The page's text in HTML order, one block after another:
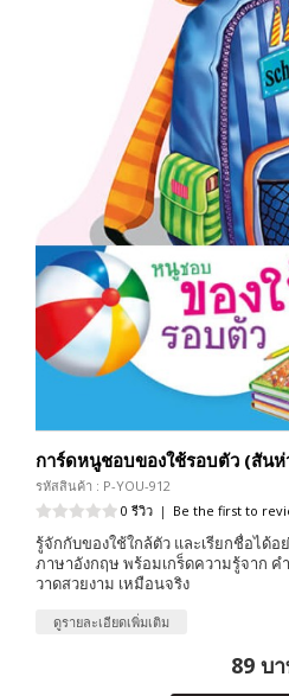
การ์ดหนูชอบของใช้รอบตัว (สันห่
รหัสสินค้า : P-YOU-912
0 รีวิว | Be the first to
รู้จักกับของใช้ใกล้ตัว และเรียกชื่อได้อ
ภาษาอังกฤษ พร้อมเกร็ดความรู้จาก
วาดสวยงาม เหมือนจริง
ดูรายละเอียดเพิ่มเติม
89 บ